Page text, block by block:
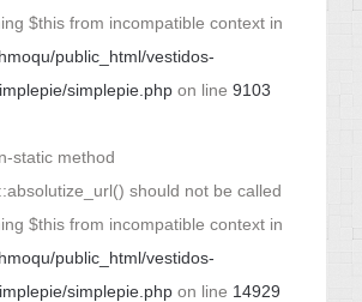
$this from incompatible context in
public_html/vestidos-
simplepie.php on line 9103
static method
should not be called
$this from incompatible context in
public_html/vestidos-
simplepie.php on line 14929